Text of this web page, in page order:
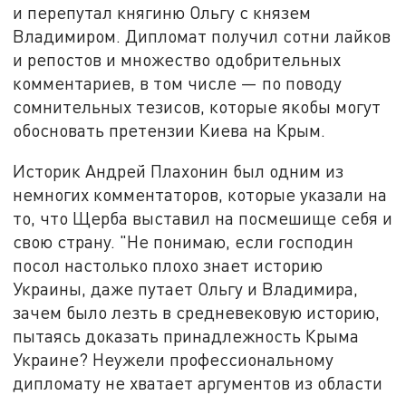
и перепутал княгиню Ольгу с князем
Владимиром. Дипломат получил сотни лайков
и репостов и множество одобрительных
комментариев, в том числе — по поводу
сомнительных тезисов, которые якобы могут
обосновать претензии Киева на Крым.
Историк Андрей Плахонин был одним из
немногих комментаторов, которые указали на
то, что Щерба выставил на посмешище себя и
свою страну. "Не понимаю, если господин
посол настолько плохо знает историю
Украины, даже путает Ольгу и Владимира,
зачем было лезть в средневековую историю,
пытаясь доказать принадлежность Крыма
Украине? Неужели профессиональному
дипломату не хватает аргументов из области